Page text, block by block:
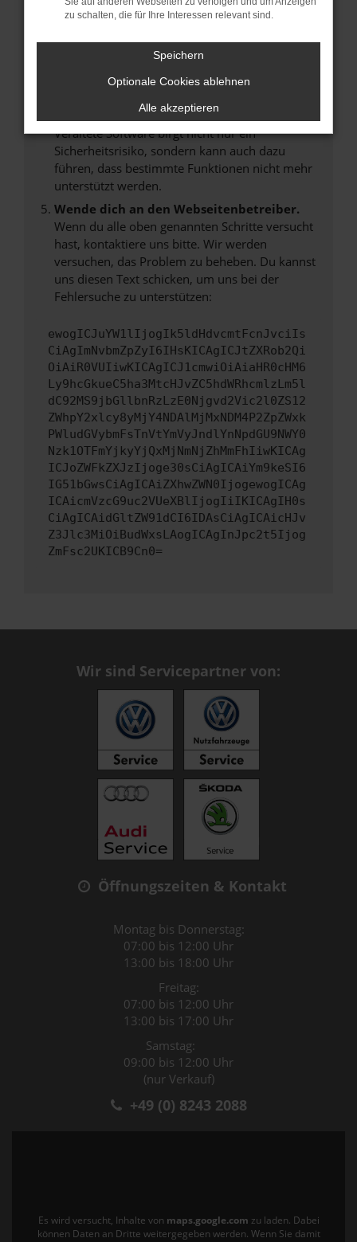
Starte dein Gerät neu.
Das kann manchmal helfen, vorübergehende
Probleme zu beheben.
Stelle sicher, dass dein Browser und dein
Veraltete Software birgt nicht nur ein
Sicherheitsrisiko, sondern kann auch dazu
führen, dass bestimmte Funktionen nicht mehr
unterstützt werden.
Wende dich an den Webseitenbetreiber.
Wenn du alle oben genannten Schritte versucht
hast, kontaktiere uns bitte. Wir werden
versuchen, das Problem zu beheben. Du kannst
uns diesen Text schicken, um uns bei der
Fehlersuche zu unterstützen:
ewogICJuYW1lIjogIk5ldHdvcmtFcnJvciIs
CiAgImNvbmZpZyI6IHsKICAgICJtZXRob2Qi
OiAiR0VUIiwKICAgICJ1cmwiOiAiaHR0cHM6
Ly9hcGkueC5ha3MtcHJvZC5hdWRhcmlzLm5l
dC92MS9jbGllbnRzLzE0Njgvd2Vic2l0ZS12
ZWhpY2xlcy8yMjY4NDAlMjMxNDM4P2ZpZWxk
PWludGVybmFsTnVtYmVyJndlYnNpdGU9NWY0
Nzk1OTFmYjkyYjQxMjNmNjZhMmFhIiwKICAg
ICJoZWFkZXJzIjoge30sCiAgICAiYm9keSI6
IG51bGwsCiAgICAiZXhwZWN0IjogewogICAg
ICAicmVzcG9uc2VUeXBlIjogIiIKICAgIH0s
CiAgICAidGltZW91dCI6IDAsCiAgICAicHJv
Z3Jlc3MiOiBudWxsLAogICAgInJpc2t5Ijog
ZmFsc2UKICB9Cn0=
Wir sind Servicepartner von:
Öffnungszeiten & Kontakt
Montag bis Donnerstag:
07:00 bis 12:00 Uhr
13:00 bis 18:00 Uhr
Freitag:
07:00 bis 12:00 Uhr
13:00 bis 17:00 Uhr
Samstag:
09:00 bis 12:00 Uhr
(nur Verkauf)
+49 (0) 8243 2088
Es wird versucht, Inhalte von maps.google.com zu laden. Dabei
können Daten an Dritte weitergegeben werden. Wenn Sie damit
zu schalten, die für Ihre Interessen relevant sind.
Speichern
Optionale Cookies ablehnen
Alle akzeptieren